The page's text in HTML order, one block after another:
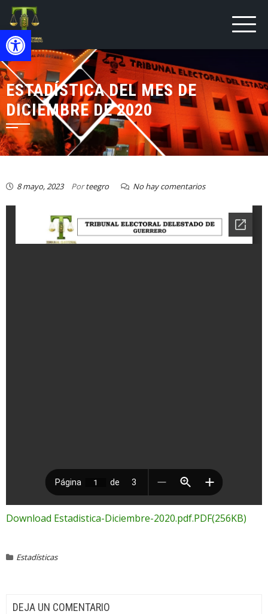
Open toolbar
ESTADÍSTICA DEL MES DE
DICIEMBRE DE 2020
8 mayo, 2023 Porteegro No hay comentarios
Download Estadistica-Diciembre-2020.pdf.PDF(256KB)
Estadísticas
DEJA UN COMENTARIO